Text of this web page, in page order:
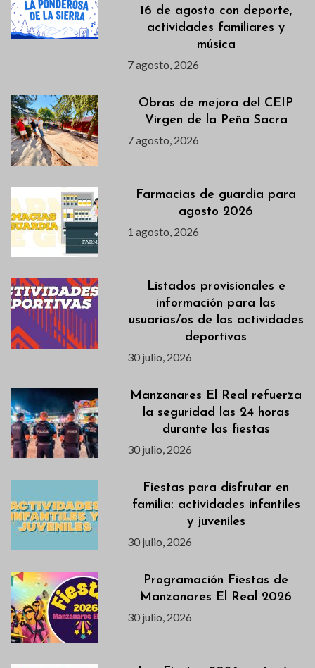
16 de agosto con deporte,
actividades familiares y
música
7 agosto, 2026
Obras de mejora del CEIP
Virgen de la Peña Sacra
7 agosto, 2026
Farmacias de guardia para
agosto 2026
1 agosto, 2026
Listados provisionales e
información para las
usuarias/os de las actividades
deportivas
30 julio, 2026
Manzanares El Real refuerza
la seguridad las 24 horas
durante las fiestas
30 julio, 2026
Fiestas para disfrutar en
familia: actividades infantiles
y juveniles
30 julio, 2026
Programación Fiestas de
Manzanares El Real 2026
30 julio, 2026